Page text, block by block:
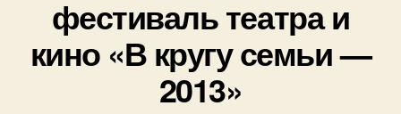
фестиваль театра и
кино «В кругу семьи —
2013»